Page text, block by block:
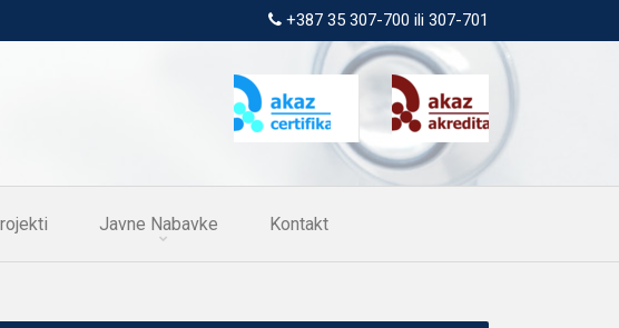
+387 35 307-700 ili 307-701
Javne Nabavke Kontakt